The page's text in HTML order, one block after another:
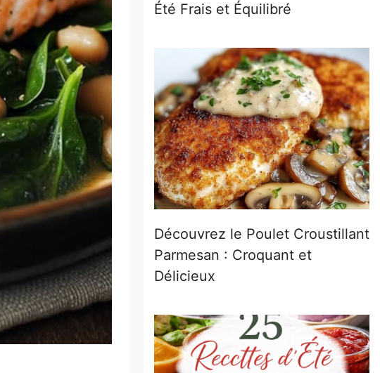
Été Frais et Équilibré
Découvrez le Poulet Croustillant
Parmesan : Croquant et
Délicieux